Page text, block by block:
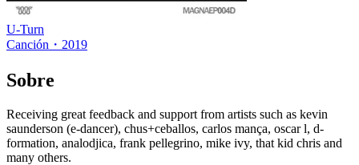
U-Turn
Canción ・ 2019
Sobre
Receiving great feedback and support from artists such as kevin
saunderson (e-dancer), chus+ceballos, carlos mança, oscar l, d-
formation, analodjica, frank pellegrino, mike ivy, that kid chris and
many others.